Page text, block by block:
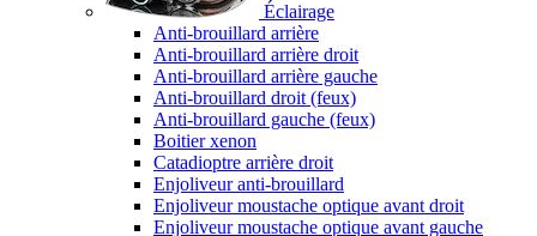
Éclairage
Anti-brouillard arrière
Anti-brouillard arrière droit
Anti-brouillard arrière gauche
Anti-brouillard droit (feux)
Anti-brouillard gauche (feux)
Boitier xenon
Catadioptre arrière droit
Enjoliveur anti-brouillard
Enjoliveur moustache optique avant droit
Enjoliveur moustache optique avant gauche